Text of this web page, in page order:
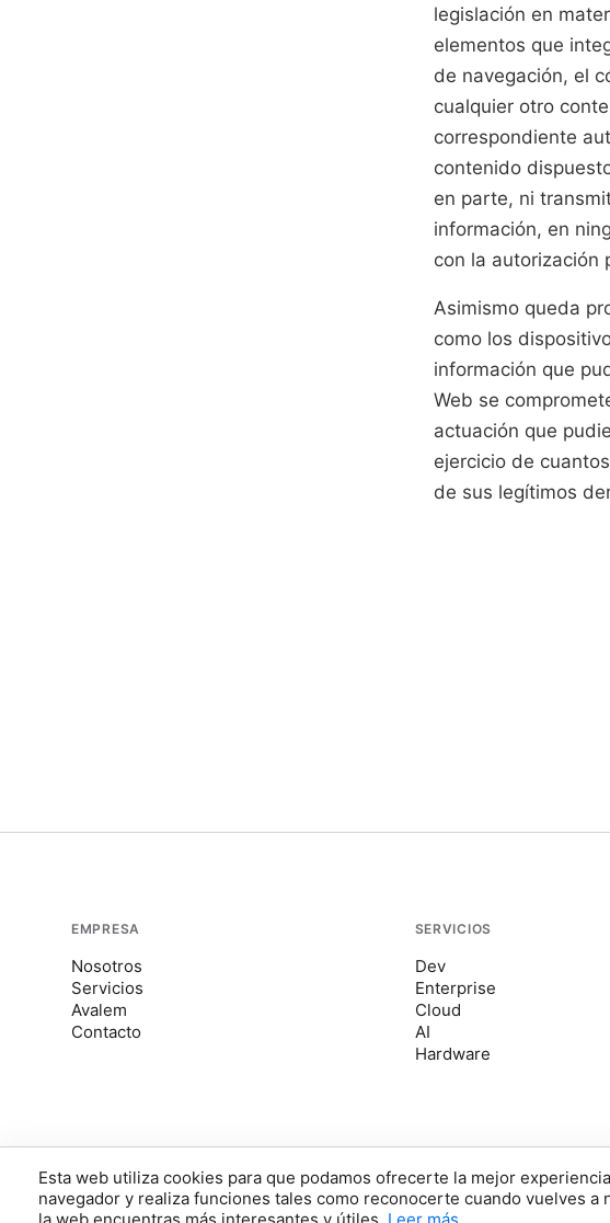
legislación en
elementos que
de navegación, el
cualquier otro
correspondiente
contenido
en parte, ni
información, en
con la autorización
Asimismo queda
como los
información que
Web se
actuación que
ejercicio de
de sus legítimos
EMPRESA
Nosotros
Servicios
Avalem
Contacto
SERVICIOS
Dev
Enterprise
Cloud
AI
Hardware
Houseof Disponible para nuevos proyectos
Esta web utiliza cookies para que podamos ofrecerte la mejor
navegador y realiza funciones tales como reconocerte cuando vuelves